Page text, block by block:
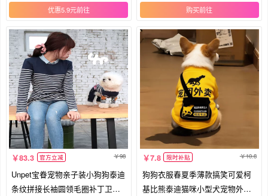
优惠5.9元 购买
83.3 官方立减 98
Unpet宝眷宠物亲子装小狗狗泰迪
条纹拼接长袖圆领毛圈补丁卫衣
7.8 限时补贴 10.8
狗狗衣服春夏季薄款搞笑可爱柯
基比熊泰迪猫咪小型犬宠物外卖